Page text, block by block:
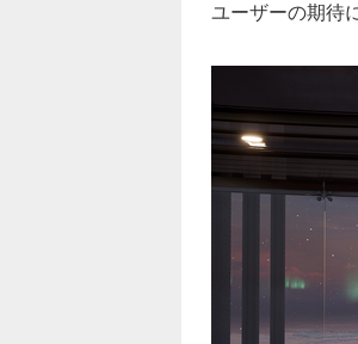
ユーザーの期待